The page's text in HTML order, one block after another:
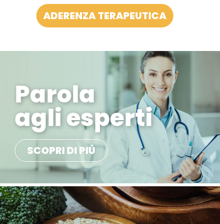
ADERENZA TERAPEUTICA
Parola
agli esperti
SCOPRI DI PIÙ